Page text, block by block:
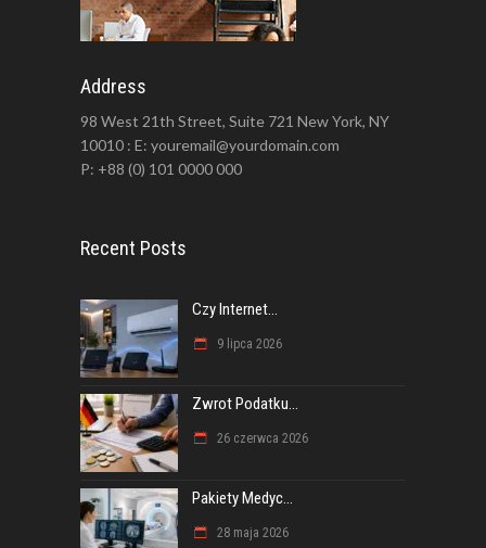
Address
98 West 21th Street, Suite 721 New York, NY
10010 : E: youremail@yourdomain.com
P: +88 (0) 101 0000 000
Recent Posts
Czy Internet...
9 lipca 2026
Zwrot Podatku...
26 czerwca 2026
Pakiety Medyc...
28 maja 2026